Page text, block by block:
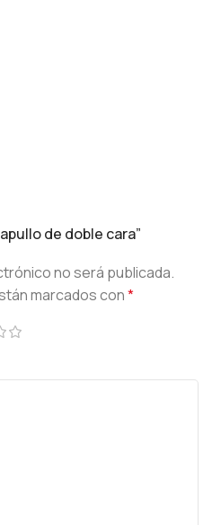
de doble cara”
no será publicada.
marcados con*